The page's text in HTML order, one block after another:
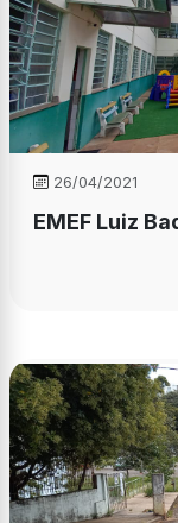
26/04/2021
EMEF Luiz